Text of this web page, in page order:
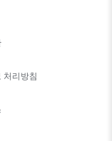
처리방침